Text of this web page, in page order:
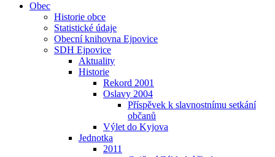
Obec
Historie obce
Statistické údaje
Obecní knihovna Ejpovice
SDH Ejpovice
Aktuality
Historie
Rekord 2001
Oslavy 2004
Příspěvek k slavnostnímu setkání
občanů
Výlet do Kyjova
Jednotka
2011